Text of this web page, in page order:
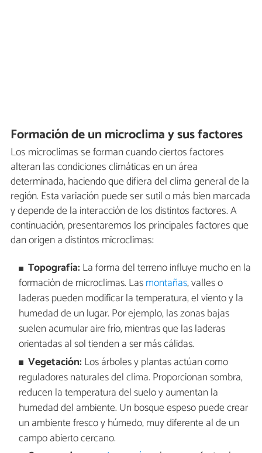
Formación de un microclima y sus factores
Los microclimas se forman cuando ciertos factores
alteran las condiciones climáticas en un área
determinada, haciendo que difiera del clima general de la
región. Esta variación puede ser sutil o más bien marcada
y depende de la interacción de los distintos factores. A
continuación, presentaremos los principales factores que
dan origen a distintos microclimas:
Topografía: La forma del terreno influye mucho en la
formación de microclimas. Lasmontañas, valles o
laderas pueden modificar la temperatura, el viento y la
humedad de un lugar. Por ejemplo, las zonas bajas
suelen acumular aire frío, mientras que las laderas
orientadas al sol tienden a ser más cálidas.
Vegetación: Los árboles y plantas actúan como
reguladores naturales del clima. Proporcionan sombra,
reducen la temperatura del suelo y aumentan la
humedad del ambiente. Un bosque espeso puede crear
un ambiente fresco y húmedo, muy diferente al de un
campo abierto cercano.